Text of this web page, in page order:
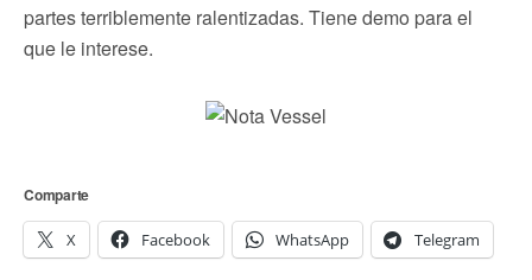
partes terriblemente ralentizadas. Tiene demo para el
que le interese.
Comparte
X Facebook WhatsApp Telegram